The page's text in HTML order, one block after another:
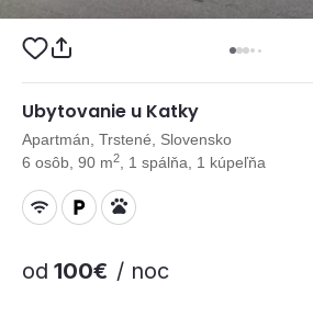
Ubytovanie u Katky
Apartmán, Trstené, Slovensko
6 osôb, 90 m2 , 1 spálňa, 1 kúpeľňa
od 100€ / noc